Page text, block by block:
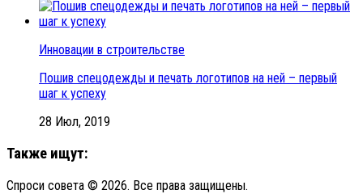
Инновации в строительстве
Пошив спецодежды и печать логотипов на ней – первый
шаг к успеху
28 Июл, 2019
Также ищут:
Спроси совета © 2026. Все права защищены.